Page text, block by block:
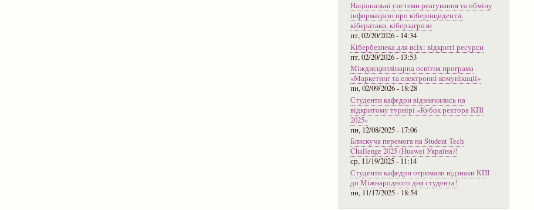
Національні системи реагування та обміну
інформацією про кіберінциденти,
кібератаки, кіберзагрози
пт, 02/20/2026 - 14:34
Кібербезпека для всіх: відкриті ресурси
пт, 02/20/2026 - 13:53
Міждисциплінарна освітня програма
«Маркетинг та електронні комунікації»
пн, 02/09/2026 - 18:28
Студенти кафедри відзначились на
відкритому турнірі «Кубок ректора КПІ
2025»
пн, 12/08/2025 - 17:06
Блискуча перемога на Student Tech
Challenge 2025 (Huawei Україна)!
ср, 11/19/2025 - 11:14
Студенти кафедри отримали відзнаки КПІ
до Міжнародного дня студента!
пн, 11/17/2025 - 18:54